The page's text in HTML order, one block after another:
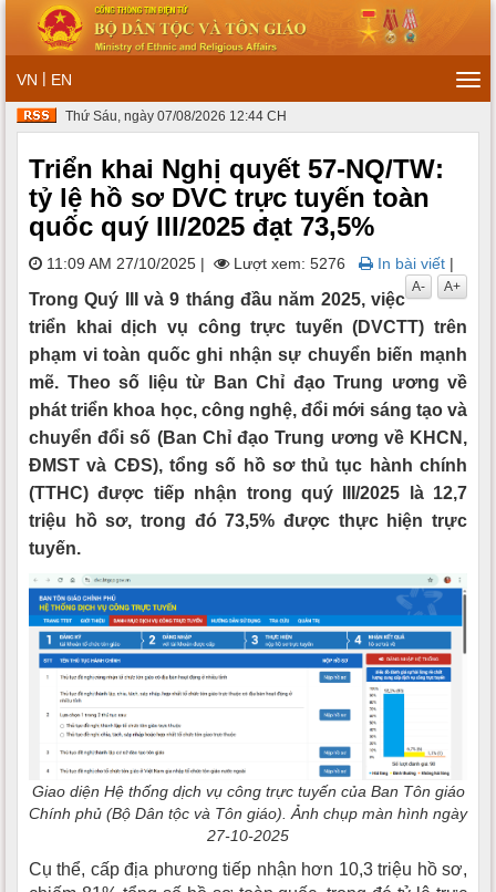
VN | EN
Thứ Sáu, ngày 07/08/2026 12:44 CH
Triển khai Nghị quyết 57-NQ/TW:
tỷ lệ hồ sơ DVC trực tuyến toàn
quốc quý III/2025 đạt 73,5%
11:09 AM 27/10/2025 | Lượt xem: 5276 In bài viết |
A+
A-
Trong Quý III và 9 tháng đầu năm 2025, việc
triển khai dịch vụ công trực tuyến (DVCTT) trên
phạm vi toàn quốc ghi nhận sự chuyển biến mạnh
mẽ. Theo số liệu từ Ban Chỉ đạo Trung ương về
phát triển khoa học, công nghệ, đổi mới sáng tạo và
chuyển đổi số (Ban Chỉ đạo Trung ương về KHCN,
ĐMST và CĐS), tổng số hồ sơ thủ tục hành chính
(TTHC) được tiếp nhận trong quý III/2025 là 12,7
triệu hồ sơ, trong đó 73,5% được thực hiện trực
tuyến.
Giao diện Hệ thống dịch vụ công trực tuyến của Ban Tôn giáo
Chính phủ (Bộ Dân tộc và Tôn giáo). Ảnh chụp màn hình ngày
27-10-2025
Cụ thể, cấp địa phương tiếp nhận hơn 10,3 triệu hồ sơ,